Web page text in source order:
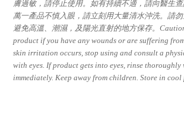
膚過敏，請停止使用。如有持續不適，請向醫生查
萬一產品不慎入眼，請立刻用大量清水沖洗。請勿
避免高溫、潮濕，及陽光直射的地方保存。
product if you have any wounds or are suffering
skin irritation occurs, stop using and consult a
with eyes. If product gets into eyes, rinse
immediately. Keep away from children. Store in cool